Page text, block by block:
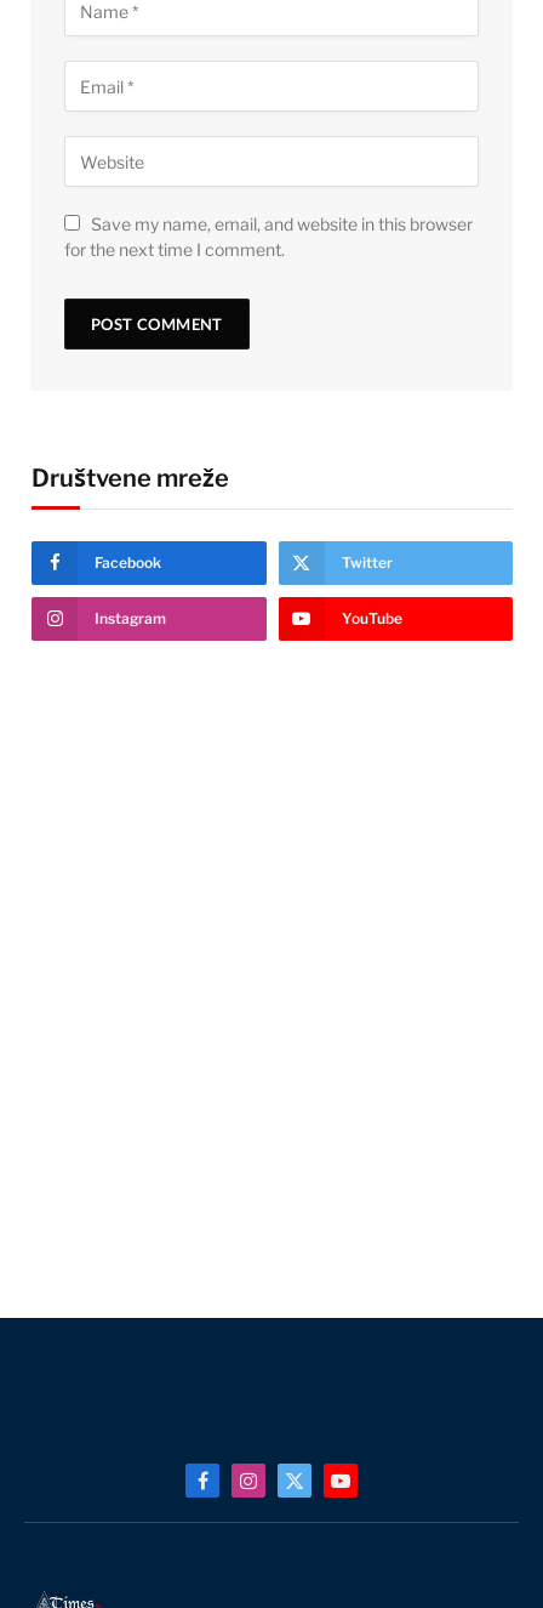
Save my name, email, and website in this browser
for the next time I comment.
Društvene mreže
Facebook Twitter
Instagram YouTube
FacebookInstagram
X
(Twitter)
YouTube